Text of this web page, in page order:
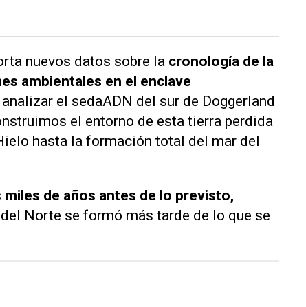
nuevos datos sobre la cronología de la
ambientales en el enclave
el sedaADN del sur de Doggerland
el entorno de esta tierra perdida
hasta la formación total del mar del
de años antes de lo previsto,
Norte se formó más tarde de lo que se